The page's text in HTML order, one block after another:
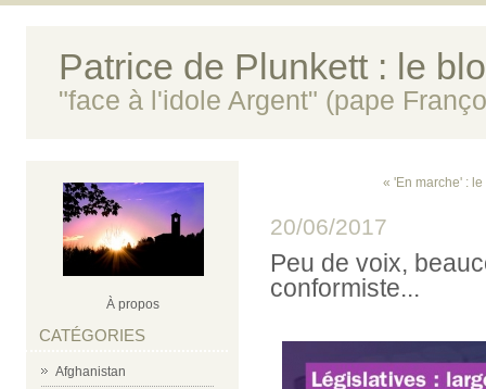
Patrice de Plunkett : le
"face à l'idole Argent" (pape
À propos
CATÉGORIES
Afghanistan
« 'En marche' :
20/06/2017
Peu de voix,
conformiste...